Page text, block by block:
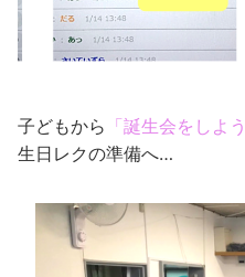
子どもから 「誕生会をしよ
生日レクの準備へ…